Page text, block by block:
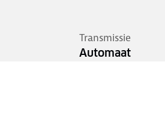
Transmissie
Automaat